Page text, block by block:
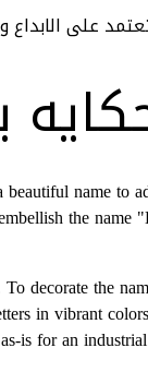
على
name to
the name
decorate the
in vibrant
is for an